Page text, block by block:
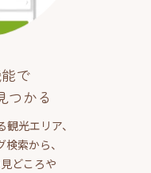
で
つかる
光エリア、
索から、
どころや